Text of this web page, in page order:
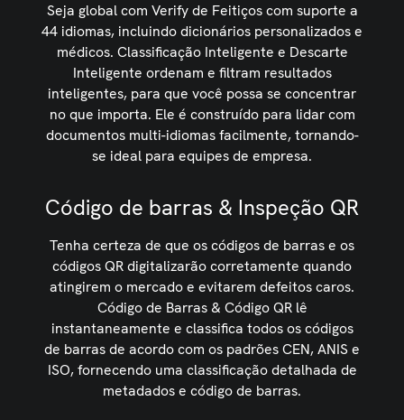
Seja global com Verify de Feitiços com suporte a
44 idiomas, incluindo dicionários personalizados e
médicos. Classificação Inteligente e Descarte
Inteligente ordenam e filtram resultados
inteligentes, para que você possa se concentrar
no que importa. Ele é construído para lidar com
documentos multi-idiomas facilmente, tornando-
se ideal para equipes de empresa.
Código de barras & Inspeção QR
Tenha certeza de que os códigos de barras e os
códigos QR digitalizarão corretamente quando
atingirem o mercado e evitarem defeitos caros.
Código de Barras & Código QR lê
instantaneamente e classifica todos os códigos
de barras de acordo com os padrões CEN, ANIS e
ISO, fornecendo uma classificação detalhada de
metadados e código de barras.